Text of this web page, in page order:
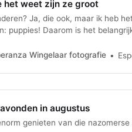
het weet zijn ze groot
Ja, die ook, maar ik heb
puppies! Daarom is het
Wingelaar fotografie
in augustus
genieten van die